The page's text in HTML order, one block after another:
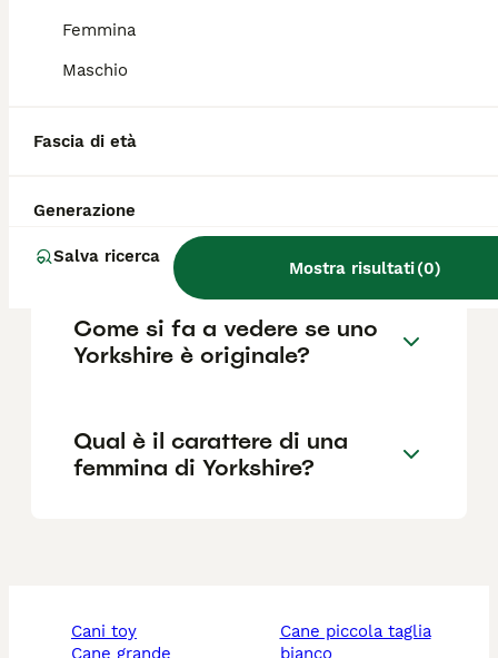
Femmina
Maschio
Fascia di età
Generazione
Salva ricerca
Mostra risultati(0)
dell'allevatore e la posizione.
Yorkshire?
Quanti anni vive uno
Yorkshire?
Come si fa a vedere se uno
Yorkshire è originale?
Qual è il carattere di una
femmina di Yorkshire?
cani toy
cane piccola taglia